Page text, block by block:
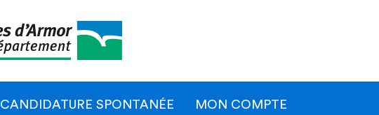
CANDIDATURE SPONTANÉE MON COMPTE